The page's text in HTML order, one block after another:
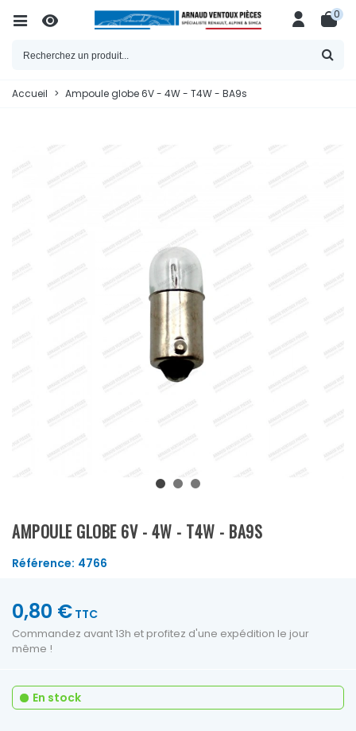
0
Accueil > Ampoule globe 6V - 4W - T4W - BA9s
AMPOULE GLOBE 6V - 4W - T4W - BA9S
Référence: 4766
0,80 € TTC
Commandez avant 13h et profitez d'une expédition le jour
même !
En stock